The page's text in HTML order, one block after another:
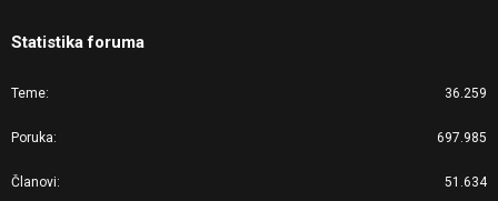
Statistika foruma
Teme 36.259
Poruka 697.985
Članovi 51.634